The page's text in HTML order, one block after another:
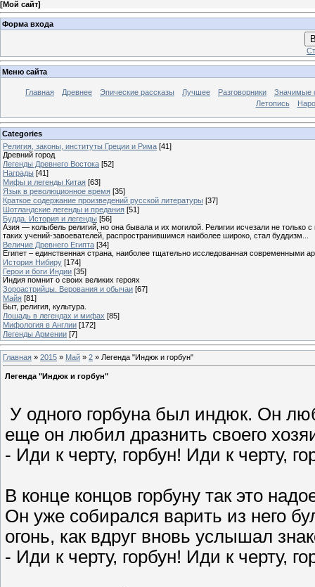
[Мой сайт]
Форма входа
Меню сайта
Главная Древнее Эпические рассказы Лучшее Разговорники
Значимые
Летопись
Categories
Религия, законы, институты Греции и Рима [41]
Древний город
Легенды Древнего Востока [52]
Награды [41]
Мифы и легенды Китая [63]
Язык в революционное время [35]
Краткое содержание произведений русской литературы [37]
Шотландские легенды и предания [51]
Будда. История и легенды [56]
Азия — колыбель религий, но она бывала и их могилой. Религии исчезали не
таких учений-завоевателей, распространившимся наиболее широко, стал буддизм...
Величие Древнего Египта [34]
Египет – единственная страна, наиболее тщательно исследованная современными
История Нибиру [174]
Герои и боги Индии [35]
Индия помнит о своих великих героях
Зороастрийцы. Верования и обычаи [67]
Майя [81]
Быт, религия, культура.
Лошадь в легендах и мифах [85]
Мифология в Англии [172]
Легенды Армении [7]
Главная » 2015 » Май » 2 » Легенда "Индюк и горбун"
Легенда "Индюк и горбун"
У одного горбуна был индюк. Он
еще он любил дразнить своего
- Иди к черту, горбун! Иди к черту,
В конце концов горбуну так это
Он уже собирался варить из него
огонь, как вдруг вновь услышал
- Иди к черту, горбун! Иди к черту,